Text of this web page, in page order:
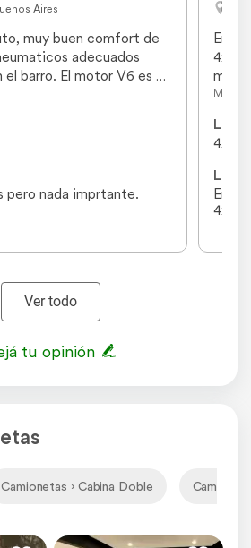
Aires
muy buen comfort de
adecuados
el barro. El motor V6 es
con el 2.0 bi turbo te
carga.
pero nada imprtante.
En
4x4,
entre
Lo
4x4
Lo
En
4x4
de la
Ver todo
tu opinión
Camionetas › Cabina Doble